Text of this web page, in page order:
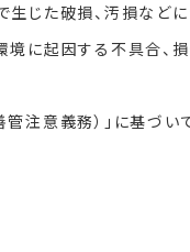
じた破損、汚損など
に起因する不具合、
意義務）」に基づいて